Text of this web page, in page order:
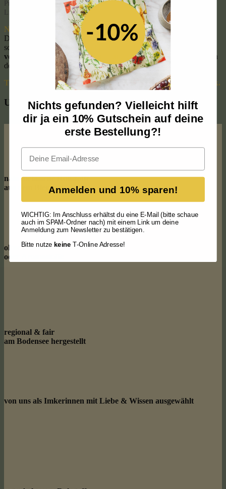
Produkte, denen du vertrauen kannst – ehrlich, naturbelassen und mit viel
Liebe gemacht.
Naturbelassen. Echt. Nachhaltig.
Du bekommst nur das Beste: sorgfältig ausgewählte Rohstoffe,
schonend verarbeitet, ganz ohne künstliche Zusätze. So bleibt die
volle Kraft der Natur
erhalten – und du kannst sie ganz einfach in
deine tägliche Routine integrieren.
Tu dir etwas Gutes – mit echten Schätzen aus dem Bienenstock.
Unser Versprechen:
naturbelassene Rohstoffe
aus dem Bienenstock
ohne künstliche Zusätze
oder Aromastoffe
regional & fair
am Bodensee hergestellt
von uns als Imkerinnen mit Liebe & Wissen ausgewählt
Nichts gefunden? Vielleicht hilft
dir ja ein 10% Gutschein auf deine
erste Bestellung?!
Email
Anmelden und 10% sparen!
WICHTIG: Im Anschluss erhältst du eine E-Mail (bitte schaue
auch im SPAM-Ordner nach) mit einem Link um deine
Anmeldung zum Newsletter zu bestätigen.
Bitte nutze keine T-Online Adresse!